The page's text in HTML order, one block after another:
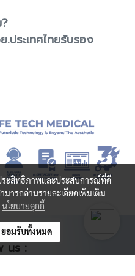
ประเทศไทยรับรอง
us :
ระสิทธิภาพและประสบการณ์ที่ดี
มารถอ่านรายละเอียดเพิ่มเติม
นโยบายคุกกี้
ยอมรับทั้งหมด